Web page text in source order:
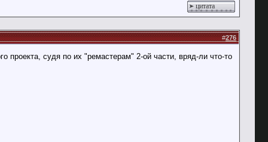
цитата
#276
проекта, судя по их "ремастерам" 2-ой части, вряд-ли что-то